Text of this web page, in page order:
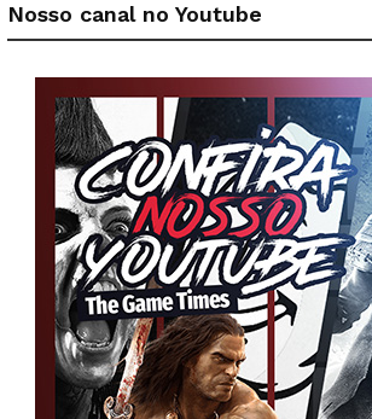
Nosso canal no Youtube